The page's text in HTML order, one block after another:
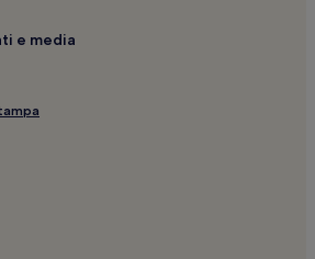
stelle
ammessi
vicinanze
business
e media